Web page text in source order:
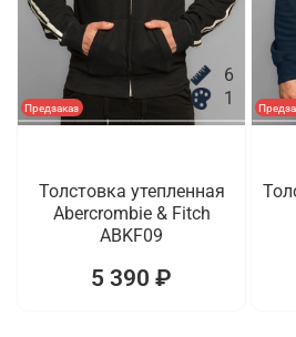
Предзаказ
6
1
Толстовка утепленная
Abercrombie & Fitch
ABKF09
5 390 ₽